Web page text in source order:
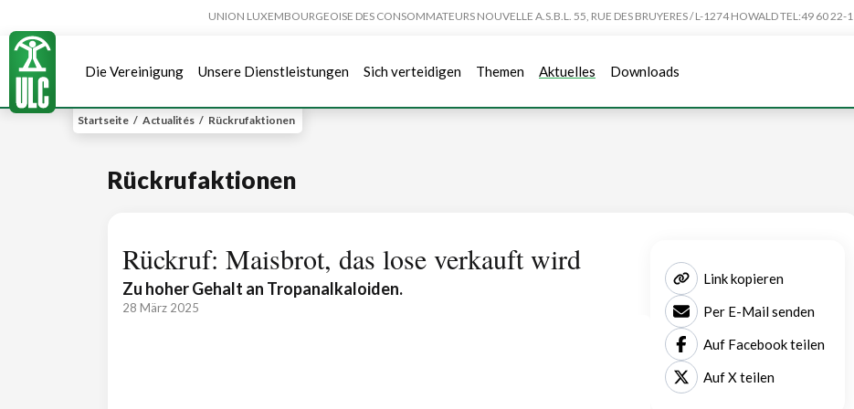
UNION LUXEMBOURGEOISE DES CONSOMMATEURS NOUVELLE A.S.B.L. 55, RUE DES BRUYERES / L-1274 HOWALD TEL:49 60 22-1
Die Vereinigung Unsere Dienstleistungen Sich verteidigen Themen Aktuelles Downloads
Startseite / Actualités / Rückrufaktionen
Rückrufaktionen
Rückruf: Maisbrot, das lose verkauft wird
Zu hoher Gehalt an Tropanalkaloiden.
28 März 2025
Link kopieren
Per E-Mail senden
Auf Facebook teilen
Auf X teilen